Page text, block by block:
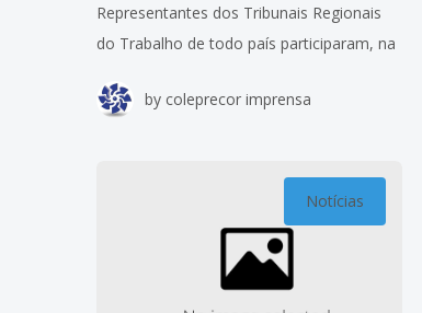
Representantes dos Tribunais Regionais
do Trabalho de todo país participaram, na
Brasília (DF), da 1ª Reunião Ordinária do
by coleprecor imprensa
Notícias